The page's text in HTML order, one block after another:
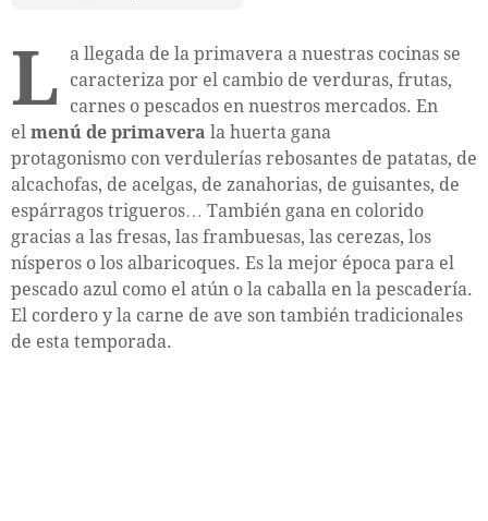
L a llegada de la primavera a nuestras cocinas se
caracteriza por el cambio de verduras, frutas,
carnes o pescados en nuestros mercados. En
el menú de primavera la huerta gana
protagonismo con verdulerías rebosantes de patatas, de
alcachofas, de acelgas, de zanahorias, de guisantes, de
espárragos trigueros… También gana en colorido
gracias a las fresas, las frambuesas, las cerezas, los
nísperos o los albaricoques. Es la mejor época para el
pescado azul como el atún o la caballa en la pescadería.
El cordero y la carne de ave son también tradicionales
de esta temporada.